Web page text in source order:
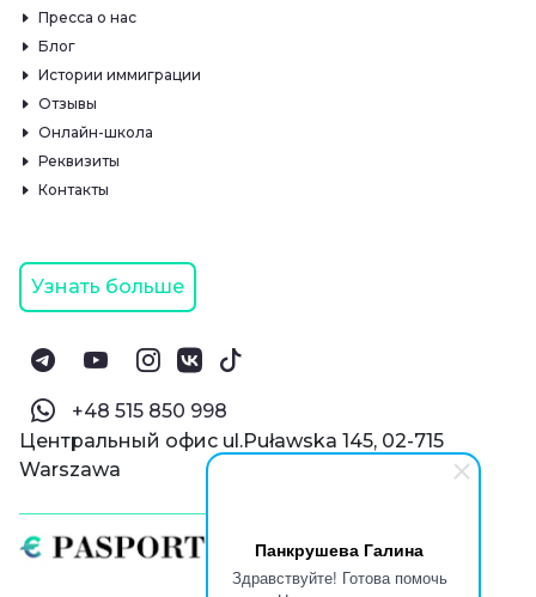
Панкрушева Галина
Здравствуйте! Готова помочь
Пресса о нас
Блог
Истории иммиграции
Отзывы
Онлайн-школа
Реквизиты
Контакты
Узнать больше
‪+48 515 850 998‬
Центральный офис ul.Puławska 145, 02-715
Warszawa